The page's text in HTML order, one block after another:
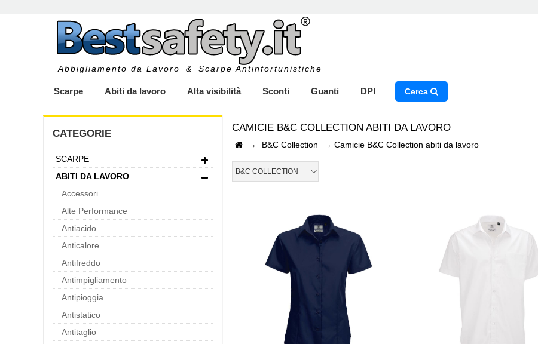
Abbigliamento da Lavoro & Scarpe Antinfortunistiche
Scarpe Abiti da lavoro Alta visibilità Sconti Guanti DPI Cerca
INSERISCI IL NOME DEL PRODOTTO CHE STAI CERCANDO
CATEGORIE
SCARPE
ABITI DA LAVORO
Accessori
Alte Performance
Antiacido
Anticalore
Antifreddo
Antimpigliamento
Antipioggia
Antistatico
Antitaglio
CAMICIE B&C COLLECTION ABITI DA LAVORO
→ B&C Collection → Camicie B&C Collection abiti da lavoro
B&C COLLECTION